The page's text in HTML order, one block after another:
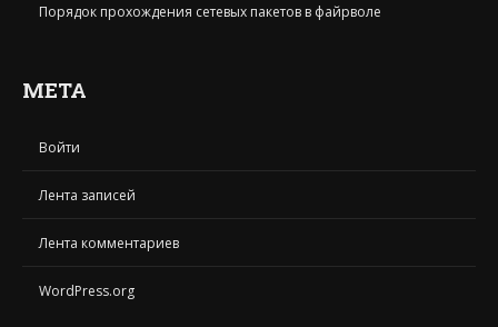
Порядок прохождения сетевых пакетов в файрволе
МЕТА
Войти
Лента записей
Лента комментариев
WordPress.org